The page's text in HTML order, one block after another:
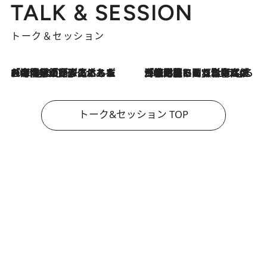
TALK & SESSION
トーク＆セッション
2026.8.3
「今後値上げがあるとすれば…」「リスクがあるのは今年の冬」エネルギー専門家が語る、ホルムズ海峡封鎖が家庭にもたらす“ある心配” 2026.8.3
「住宅建てられない…」「サーチャージ料の高値が続いている」ホルムズ海峡封鎖による影響はいつまで続く？《エネルギー専門家に聞く“どうなる日本の暮らし”》
トーク&セッション TOP